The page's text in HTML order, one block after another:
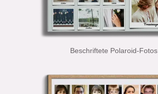
Beschriftete Polaroid-Fotos